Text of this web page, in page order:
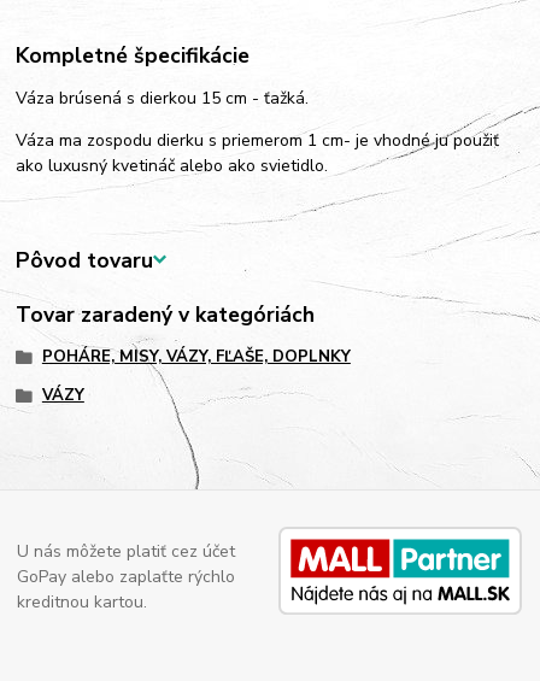
Kompletné špecifikácie
Váza brúsená s dierkou 15 cm - ťažká.
Váza ma zospodu dierku s priemerom 1 cm- je vhodné ju použiť
ako luxusný kvetináč alebo ako svietidlo.
Pôvod tovaru
Tovar zaradený v kategóriách
POHÁRE, MISY, VÁZY, FĽAŠE, DOPLNKY
VÁZY
U nás môžete platiť cez účet
GoPay alebo zaplaťte rýchlo
kreditnou kartou.